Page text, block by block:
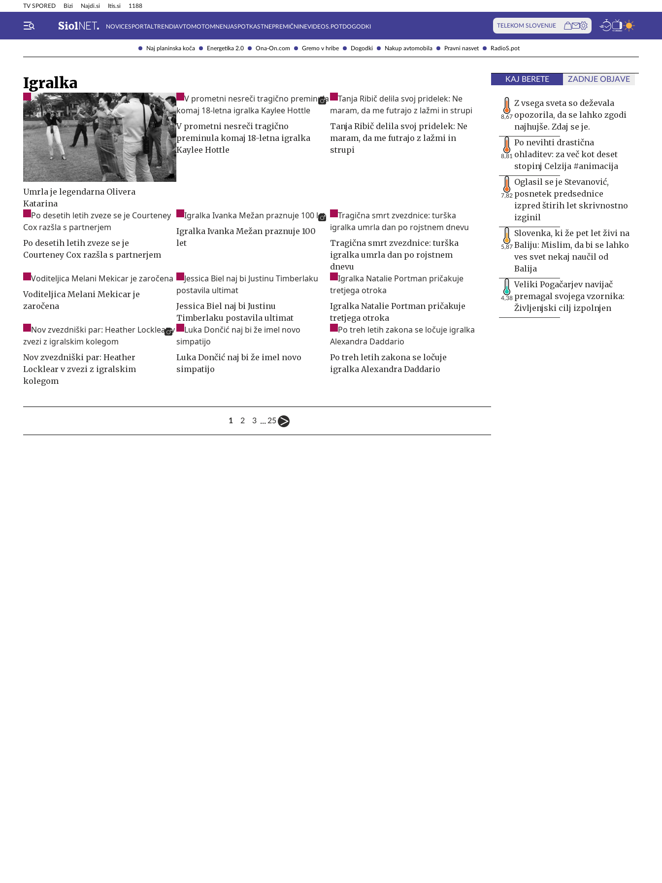
Naj planinska koča Energetika 2.0 Ona-On.com Gremo v hribe Dogodki Nakup avtomobila Pravni nasvet RadioS.pot
TV SPORED Bizi Najdi.si Itis.si 1188
NOVICESPORTAL TRENDIAVTOMOTOMNENJASPOTKASTNEPREMIČNINEVIDEOS.POTDOGODKI TELEKOM SLOVENIJE
Info in obvestila Tehnik
Igralka
Umrla je legendarna Olivera
Katarina
V prometni nesreči tragično
preminula komaj 18-letna igralka
Kaylee Hottle
Tanja Ribič delila svoj pridelek: Ne
maram, da me futrajo z lažmi in
strupi
Po desetih letih zveze se je
Courteney Cox razšla s partnerjem
Igralka Ivanka Mežan praznuje 100
let
Tragična smrt zvezdnice: turška
igralka umrla dan po rojstnem
dnevu
Voditeljica Melani Mekicar je
zaročena
Jessica Biel naj bi Justinu
Timberlaku postavila ultimat
Igralka Natalie Portman pričakuje
tretjega otroka
Nov zvezdniški par: Heather
Locklear v zvezi z igralskim
kolegom
Luka Dončić naj bi že imel novo
simpatijo
Po treh letih zakona se ločuje
igralka Alexandra Daddario
1 2 3 ... 25
KAJ BERETE ZADNJE OBJAVE
8,67
Z vsega sveta so deževala
opozorila, da se lahko zgodi
najhujše. Zdaj se je.
8,81
Po nevihti drastična
ohladitev: za več kot deset
stopinj Celzija #animacija
7,82
Oglasil se je Stevanović,
posnetek predsednice
izpred štirih let skrivnostno
izginil
5,87
Slovenka, ki že pet let živi na
Baliju: Mislim, da bi se lahko
ves svet nekaj naučil od
Balija
4,38
Veliki Pogačarjev navijač
premagal svojega vzornika:
Življenjski cilj izpolnjen